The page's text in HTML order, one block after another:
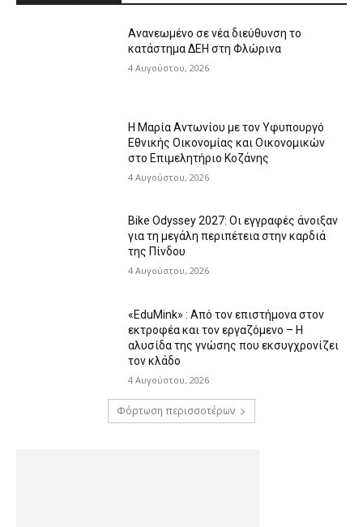
Ανανεωμένο σε νέα διεύθυνση το
κατάστημα ΔΕΗ στη Φλώρινα
4 Αυγούστου, 2026
Η Μαρία Αντωνίου με τον Υφυπουργό
Εθνικής Οικονομίας και Οικονομικών
στο Επιμελητήριο Κοζάνης
4 Αυγούστου, 2026
Bike Odyssey 2027: Οι εγγραφές άνοιξαν
για τη μεγάλη περιπέτεια στην καρδιά
της Πίνδου
4 Αυγούστου, 2026
«EduMink» : Από τον επιστήμονα στον
εκτροφέα και τον εργαζόμενο – Η
αλυσίδα της γνώσης που εκσυγχρονίζει
τον κλάδο
4 Αυγούστου, 2026
Φόρτωση περισσοτέρων